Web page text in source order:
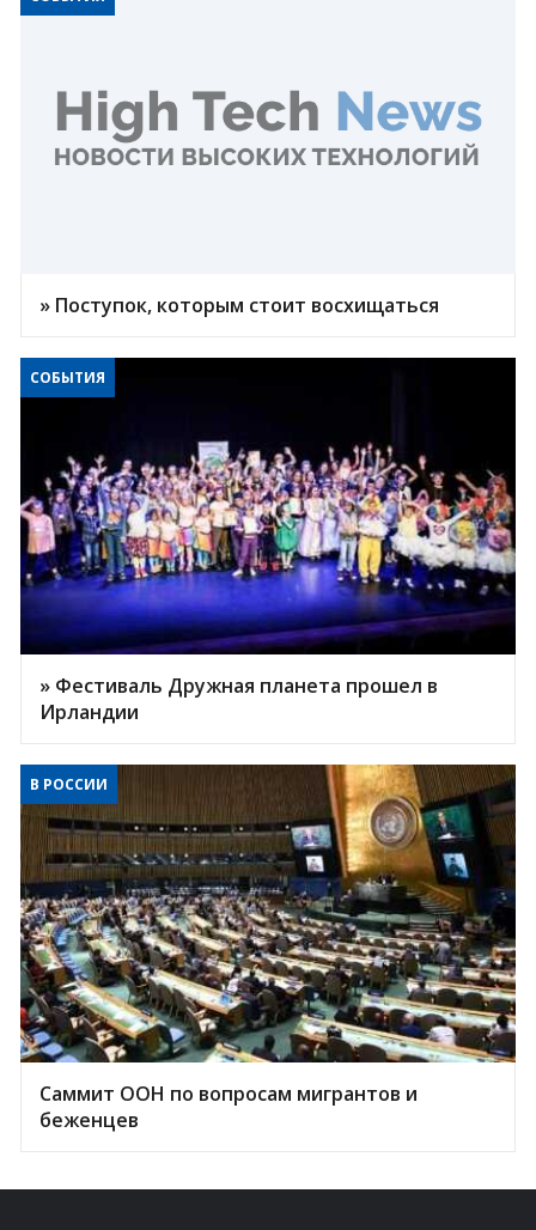
» Поступок, которым стоит восхищаться
СОБЫТИЯ
» Фестиваль Дружная планета прошел в
Ирландии
В РОССИИ
Саммит ООН по вопросам мигрантов и
беженцев